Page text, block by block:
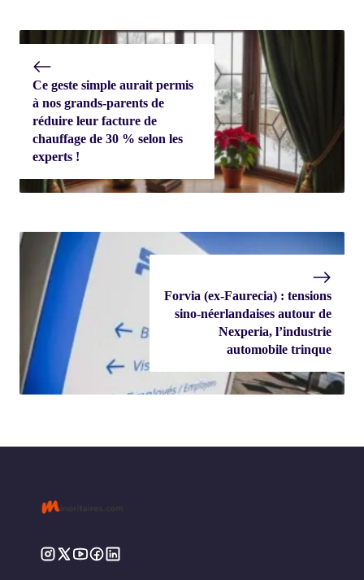
Ce geste simple aurait permis
à nos grands-parents de
réduire leur facture de
chauffage de 30 % selon les
experts !
Forvia (ex-Faurecia) : tensions
sino-néerlandaises autour de
Nexperia, l’industrie
automobile trinque